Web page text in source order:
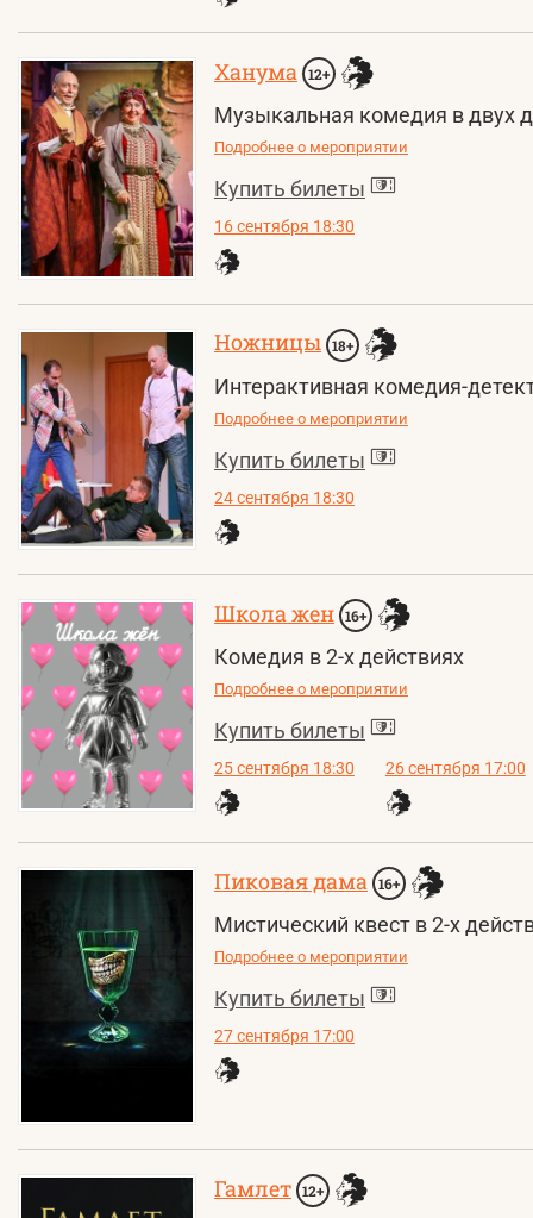
Ханума 12+
Музыкальная комедия в двух
Подробнее о мероприятии
Купить билеты
16 сентября 18:30
Ножницы 18+
Интерактивная комедия-
Подробнее о мероприятии
Купить билеты
24 сентября 18:30
Школа жен 16+
Комедия в 2-х действиях
Подробнее о мероприятии
Купить билеты
25 сентября 18:30 26 сентября 17:00
Пиковая дама 16+
Мистический квест в 2-х
Подробнее о мероприятии
Купить билеты
27 сентября 17:00
Гамлет 12+